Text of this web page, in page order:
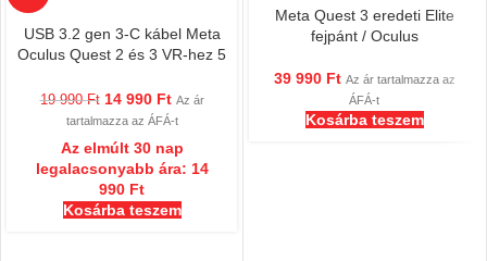
USB 3.2 gen 3-C kábel Meta
Oculus Quest 2 és 3 VR-hez 5
19 990Ft 14 990 Ft Az ár
tartalmazza az ÁFÁ-t
Az elmúlt 30 nap
legalacsonyabb ára: 14
990 Ft
Kosárba teszem
Meta Quest 3 eredeti Elite
fejpánt / Oculus
39 990 Ft Az ár tartalmazza az
ÁFÁ-t
Kosárba teszem